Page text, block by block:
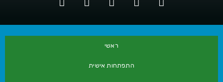
ראשי
התפתחות אישית